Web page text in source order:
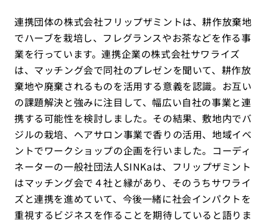
連携団体の株式会社フリップザミントは、耕作放棄地
でハーブを栽培し、フレグランスやお茶などを作る事
業を行っています。連携企業の株式会社サワライズ
は、マッチング会で同社のプレゼンを聞いて、耕作放
棄地や廃棄されるものを活用する意義を認識。お互い
の課題解決と強みに注目して、幅広い自社の事業と連
携する可能性を検討しました。その結果、敷地内でバ
ジルの栽培、ヘアサロン事業で香りの活用、地域イベ
ントでワークショップの企画を行いました。コーディ
ネーターの一般社団法人SINKaは、フリップザミント
はマッチング会で４社と縁があり、そのうちサワライ
ズと連携を進めていて、今後一緒に社会インパクトを
重視するビジネスを作ることを期待していると語りま